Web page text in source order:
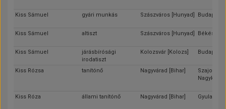
Kiss Sámuel gyári munkás Szászváros [Hunyad] Budapest
Kiss Sámuel altiszt Szászváros [Hunyad] Békés
Kiss Sámuel
járásbírósági
irodatiszt
Kolozsvár [Kolozs] Budapest
Kiss Rózsa tanítónő Nagyvárad [Bihar]
Szajol
Nagykun-
Kiss Róza állami tanítónő Nagyvárad [Bihar] Gyula